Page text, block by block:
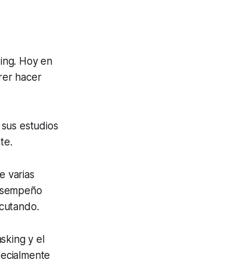
Hoy en
hacer
estudios
varias
y el